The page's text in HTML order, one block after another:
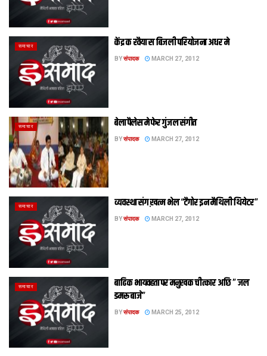
समाचार केंद्र क रवैया स बिजली परियोजना अधर मे
BYसंपादक MARCH 27, 2012
समाचार बेला पैलेस मे फेर गुंजल संगीत
BYसंपादक MARCH 27, 2012
समाचार व्यवस्था संग ख़त्म भेल “टैगोर इन मैथिली थियेटर”
BYसंपादक MARCH 27, 2012
समाचार
बाढिक भायवहता पर मनुखक चीत्कार अछि ” जल
डमरू बाजे”
BYसंपादक MARCH 25, 2012